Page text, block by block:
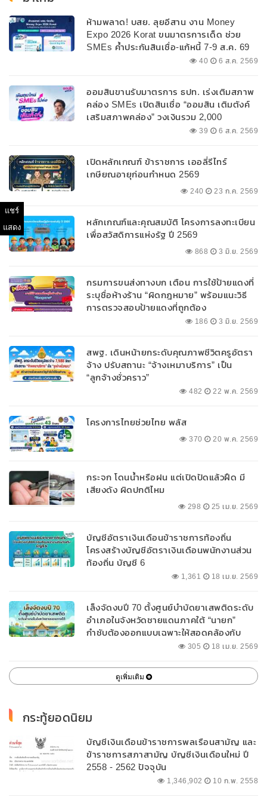
แชร์
แสดง
ห้ามพลาด! บสย. ลุยอีสาน งาน Money
Expo 2026 Korat ขนมาตรการเด็ด ช่วย
SMEs ค้ำประกันสินเชื่อ-แก้หนี้ 7-9 ส.ค. 69
40 6 ส.ค. 2569
ออมสินขานรับมาตรการ ธปท. เร่งเติมสภาพ
คล่อง SMEs เปิดสินเชื่อ “ออมสิน เติมตังค์
เสริมสภาพคล่อง” วงเงินรวม 2,000
ลบ.สนับสนุนเงินทุนหมุนเวียนวงเงินกู้สูงสุด
39 6 ส.ค. 2569
เปิดหลักเกณฑ์ ข้าราชการ เออลี่รีไทร์
เกษียณอายุก่อนกำหนด 2569
240 23 ก.ค. 2569
หลักเกณฑ์และคุณสมบัติ โครงการลงทะเบียน
เพื่อสวัสดิการแห่งรัฐ ปี 2569
868 3 มิ.ย. 2569
กรมการขนส่งทางบก เตือน การใช้ป้ายแดงที่
ระบุชื่อห้างร้าน “ผิดกฎหมาย” พร้อมแนะวิธี
การตรวจสอบป้ายแดงที่ถูกต้อง
186 3 มิ.ย. 2569
สพฐ. เดินหน้ายกระดับคุณภาพชีวิตครูอัตรา
จ้าง ปรับสถานะ “จ้างเหมาบริการ” เป็น
“ลูกจ้างชั่วคราว”
482 22 พ.ค. 2569
โครงการไทยช่วยไทย พลัส
370 20 พ.ค. 2569
กระจก โดนน้ำหรือฝน แต่เปิดปัดแล้วฝืด มี
เสียงดัง ผิดปกติไหม
298 25 เม.ย. 2569
บัญชีอัตราเงินเดือนข้าราชการท้องถิ่น
โครงสร้างบัญชีอัตราเงินเดือนพนักงานส่วน
ท้องถิ่น บัญชี 6
1,361 18 เม.ย. 2569
เล็งจัดงบปี 70 ตั้งศูนย์บำบัดยาเสพติดระดับ
อำเภอในจังหวัดชายแดนภาคใต้ “นายก”
กำชับต้องออกแบบเฉพาะให้สอดคล้องกับ
305 18 เม.ย. 2569
ดูเพิ่มเติม
กระทู้ยอดนิยม
บัญชีเงินเดือนข้าราชการพลเรือนสามัญ และ
ข้าราชการสภาสามัญ บัญชีเงินเดือนใหม่ ปี
2558 - 2562 ปัจจุบัน
1,346,902 10 ก.พ. 2558